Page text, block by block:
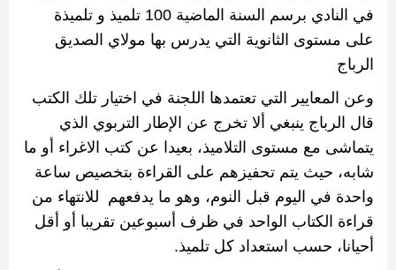
في النادي برسم السنة الماضية 100 تلميذ و تلميذة
على مستوى الثانوية التي يدرس بها مولاي الصديق
الرباج
وعن المعايير التي تعتمدها اللجنة في اختيار تلك الكتب
قال الرباج ينبغي ألا تخرج عن الإطار التربوي الذي
يتماشى مع مستوى التلاميذ، بعيدا عن كتب الاغراء أو ما
شابه، حيث يتم تحفيزهم على القراءة بتخصيص ساعة
واحدة في اليوم قبل النوم، وهو ما يدفعهم للانتهاء من
قراءة الكتاب الواحد في ظرف أسبوعين تقريبا أو أقل
أحيانا، حسب استعداد كل تلميذ.